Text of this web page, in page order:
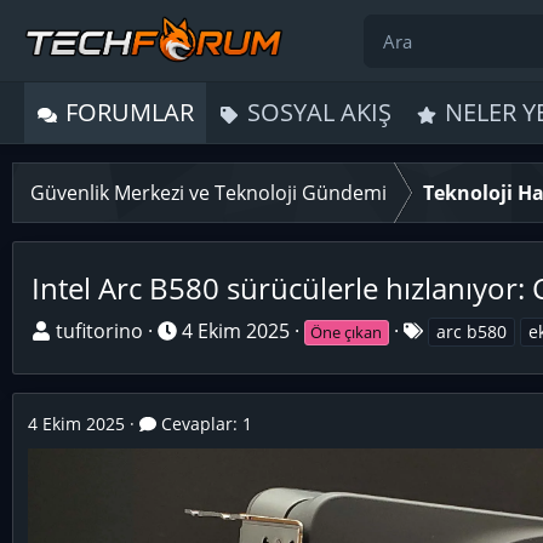
FORUMLAR SOSYAL AKIŞ NELER
Güvenlik Merkezi ve Teknoloji Gündemi Teknoloji
Intel Arc B580 sürücülerle hızlanıyor:
K
n
u
tufitorino
B
ş
l
a
g
4 Ekim 2025 Öne çıkan
E
i
e
l
arc b580
4 Ekim 2025 Cevaplar: 1